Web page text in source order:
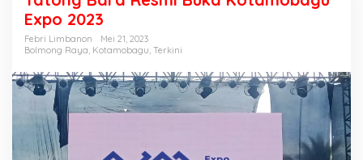
a
r
R
Expo 2023
Febri Limbanon
Mei 21, 2023
Bolmong Raya Kotamobagu Terkini